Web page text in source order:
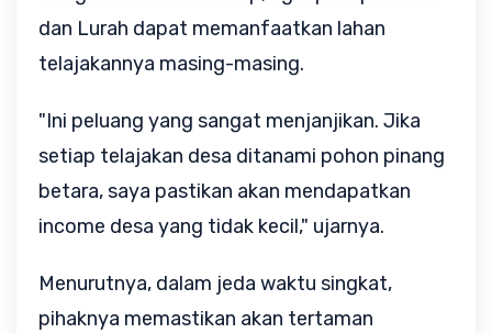
dan Lurah dapat memanfaatkan lahan
telajakannya masing-masing.
"Ini peluang yang sangat menjanjikan. Jika
setiap telajakan desa ditanami pohon pinang
betara, saya pastikan akan mendapatkan
income desa yang tidak kecil," ujarnya.
Menurutnya, dalam jeda waktu singkat,
pihaknya memastikan akan tertaman